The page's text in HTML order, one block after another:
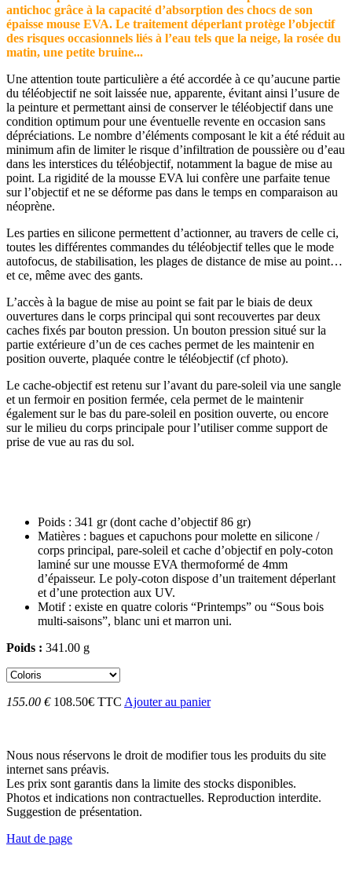
antichoc grâce à la capacité d’absorption des chocs de son
épaisse mouse EVA. Le traitement déperlant protège l’objectif
des risques occasionnels liés à l’eau tels que la neige, la rosée du
matin, une petite bruine...
Une attention toute particulière a été accordée à ce qu’aucune partie
du téléobjectif ne soit laissée nue, apparente, évitant ainsi l’usure de
la peinture et permettant ainsi de conserver le téléobjectif dans une
condition optimum pour une éventuelle revente en occasion sans
dépréciations. Le nombre d’éléments composant le kit a été réduit au
minimum afin de limiter le risque d’infiltration de poussière ou d’eau
dans les interstices du téléobjectif, notamment la bague de mise au
point. La rigidité de la mousse EVA lui confère une parfaite tenue
sur l’objectif et ne se déforme pas dans le temps en comparaison au
néoprène.
Les parties en silicone permettent d’actionner, au travers de celle ci,
toutes les différentes commandes du téléobjectif telles que le mode
autofocus, de stabilisation, les plages de distance de mise au point…
et ce, même avec des gants.
L’accès à la bague de mise au point se fait par le biais de deux
ouvertures dans le corps principal qui sont recouvertes par deux
caches fixés par bouton pression. Un bouton pression situé sur la
partie extérieure d’un de ces caches permet de les maintenir en
position ouverte, plaquée contre le téléobjectif (cf photo).
Le cache-objectif est retenu sur l’avant du pare-soleil via une sangle
et un fermoir en position fermée, cela permet de le maintenir
également sur le bas du pare-soleil en position ouverte, ou encore
sur le milieu du corps principale pour l’utiliser comme support de
prise de vue au ras du sol.
Poids : 341 gr (dont cache d’objectif 86 gr)
Matières : bagues et capuchons pour molette en silicone /
corps principal, pare-soleil et cache d’objectif en poly-coton
laminé sur une mousse EVA thermoformé de 4mm
d’épaisseur. Le poly-coton dispose d’un traitement déperlant
et d’une protection aux UV.
Motif : existe en quatre coloris “Printemps” ou “Sous bois
multi-saisons”, blanc uni et marron uni.
Poids : 341.00 g
155.00 € 108.50€ TTC Ajouter au panier
Nous nous réservons le droit de modifier tous les produits du site
internet sans préavis.
Les prix sont garantis dans la limite des stocks disponibles.
Photos et indications non contractuelles. Reproduction interdite.
Suggestion de présentation.
Haut de page